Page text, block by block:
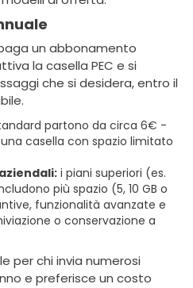
un abbonamento
la casella PEC e si
che si desidera, entro il
partono da circa 6€ -
una casella con spazio limitato
i piani superiori (es.
più spazio (5, 10 GB o
funzionalità avanzate e
o conservazione a
per chi invia numerosi
e preferisce un costo